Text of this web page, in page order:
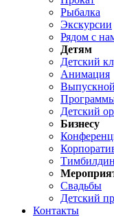
Рыбалка
Экскурсии
Рядом с
Детям
Детский
Анимация
Выпускной
Детский
Бизнесу
Свадьбы
Детский
Контакты